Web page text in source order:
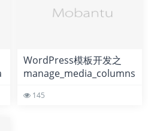
WordPress模板开发之
manage_media_columns
145